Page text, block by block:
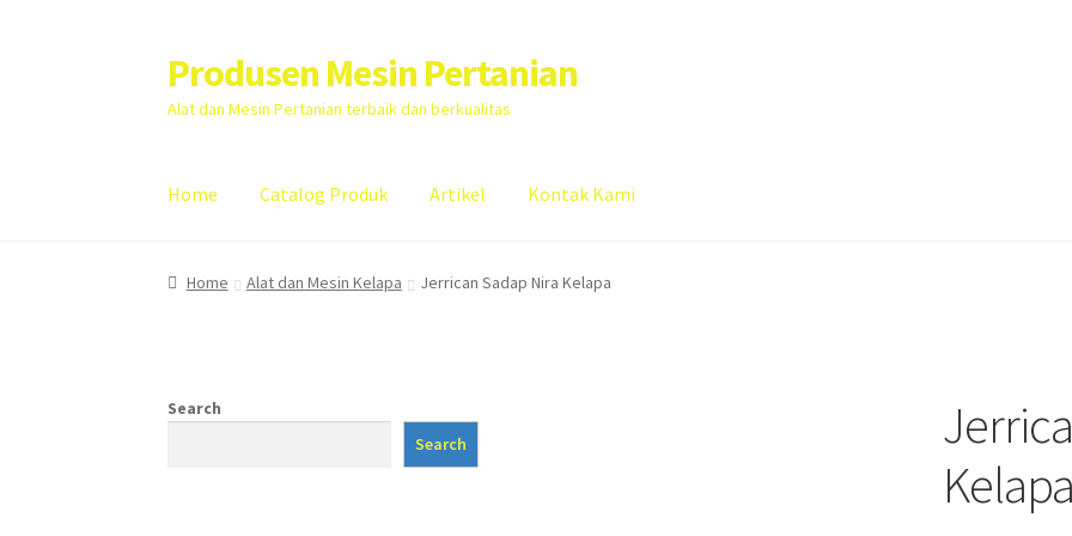
Skip
to
navigation
Skip
to
content
Produsen Mesin Pertanian
Alat dan Mesin Pertanian terbaik dan berkualitas
Home Catalog Produk Artikel Kontak Kami
Home Artikel Cart Checkout Kontak Kami My account
Home Alat dan Mesin Kelapa Jerrican Sadap Nira Kelapa
Kelapa
Search
Search